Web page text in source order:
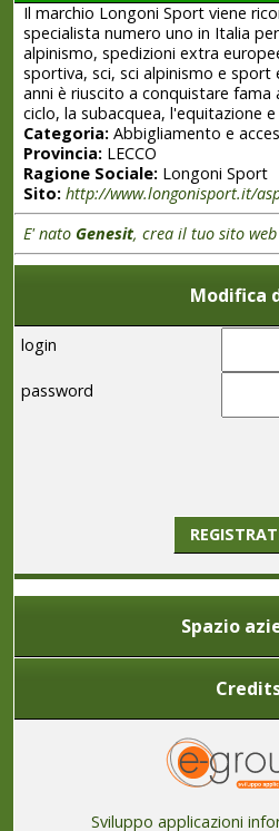
Il marchio Longoni Sport viene
specialista numero uno in Italia
alpinismo, spedizioni extra
sportiva, sci, sci alpinismo e sport
anni è riuscito a conquistare fama
ciclo, la subacquea, l'equitazione e
Categoria:Abbigliamento e
Provincia:LECCO
Ragione Sociale:Longoni Sport
Sito: http://www.longonisport.it/
E' nato Genesit, crea il tuo sito
Modifica
login
password
Spazio
Sviluppo applicazioni